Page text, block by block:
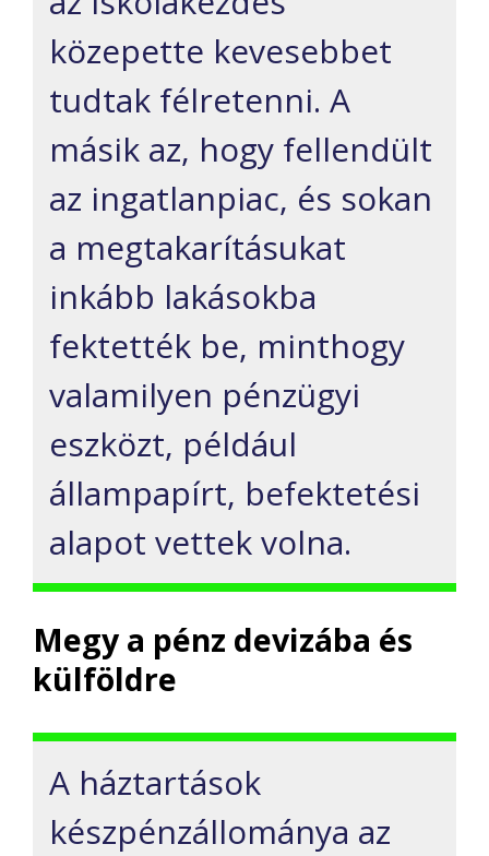
közepette kevesebbet
tudtak félretenni. A
másik az, hogy fellendült
az ingatlanpiac, és sokan
a megtakarításukat
inkább lakásokba
fektették be, minthogy
valamilyen pénzügyi
eszközt, például
állampapírt, befektetési
alapot vettek volna.
Megy a pénz devizába és
külföldre
A háztartások
készpénzállománya az